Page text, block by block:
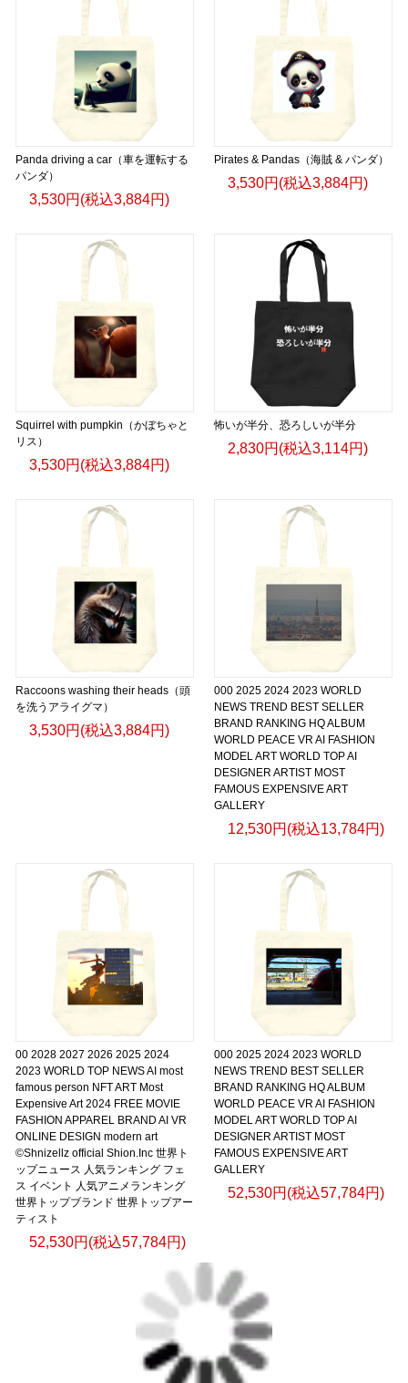
Panda driving a car（車を運転する
パンダ）
3,530円(税込3,884円)
Pirates & Pandas（海賊 & パンダ）
3,530円(税込3,884円)
Squirrel with pumpkin（かぼちゃと
リス）
3,530円(税込3,884円)
怖いが半分、恐ろしいが半分
2,830円(税込3,114円)
Raccoons washing their heads（頭
を洗うアライグマ）
3,530円(税込3,884円)
000 2025 2024 2023 WORLD
NEWS TREND BEST SELLER
BRAND RANKING HQ ALBUM
WORLD PEACE VR AI FASHION
MODEL ART WORLD TOP AI
DESIGNER ARTIST MOST
FAMOUS EXPENSIVE ART
GALLERY
12,530円(税込13,784円)
00 2028 2027 2026 2025 2024
2023 WORLD TOP NEWS AI most
famous person NFT ART Most
Expensive Art 2024 FREE MOVIE
FASHION APPAREL BRAND AI VR
ONLINE DESIGN modern art
©Shnizellz official Shion.Inc 世界ト
ップニュース 人気ランキング フェ
ス イベント 人気アニメランキング
世界トップブランド 世界トップアー
ティスト
52,530円(税込57,784円)
000 2025 2024 2023 WORLD
NEWS TREND BEST SELLER
BRAND RANKING HQ ALBUM
WORLD PEACE VR AI FASHION
MODEL ART WORLD TOP AI
DESIGNER ARTIST MOST
FAMOUS EXPENSIVE ART
GALLERY
52,530円(税込57,784円)